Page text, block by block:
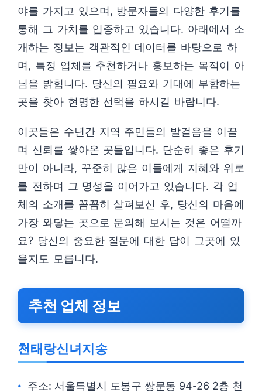
야를 가지고 있으며, 방문자들의 다양한 후기를
통해 그 가치를 입증하고 있습니다. 아래에서 소
개하는 정보는 객관적인 데이터를 바탕으로 하
며, 특정 업체를 추천하거나 홍보하는 목적이 아
님을 밝힙니다. 당신의 필요와 기대에 부합하는
곳을 찾아 현명한 선택을 하시길 바랍니다.
이곳들은 수년간 지역 주민들의 발걸음을 이끌
며 신뢰를 쌓아온 곳들입니다. 단순히 좋은 후기
만이 아니라, 꾸준히 많은 이들에게 지혜와 위로
를 전하며 그 명성을 이어가고 있습니다. 각 업
체의 소개를 꼼꼼히 살펴보신 후, 당신의 마음에
가장 와닿는 곳으로 문의해 보시는 것은 어떨까
요? 당신의 중요한 질문에 대한 답이 그곳에 있
을지도 모릅니다.
추천 업체 정보
천태랑신녀지송
주소: 서울특별시 도봉구 쌍문동 94-26 2층 천